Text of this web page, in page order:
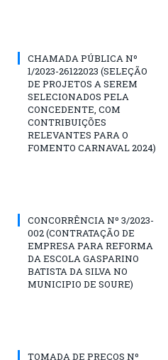
CHAMADA PÚBLICA Nº
1/2023-26122023 (SELEÇÃO
DE PROJETOS A SEREM
SELECIONADOS PELA
CONCEDENTE, COM
CONTRIBUIÇÕES
RELEVANTES PARA O
FOMENTO CARNAVAL 2024)
CONCORRÊNCIA Nº 3/2023-
002 (CONTRATAÇÃO DE
EMPRESA PARA REFORMA
DA ESCOLA GASPARINO
BATISTA DA SILVA NO
MUNICIPIO DE SOURE)
TOMADA DE PREÇOS Nº